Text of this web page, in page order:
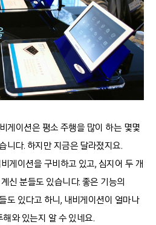
게이션은 평소 주행을 많이 하는 몇몇
니다. 하지만 지금은 달라졌지요.
게이션을 구비하고 있고, 심지어 두 개
신 분들도 있습니다. 좋은 기능의
도 있다고 하니, 내비게이션이 얼마나
와 있는지 알 수 있네요.